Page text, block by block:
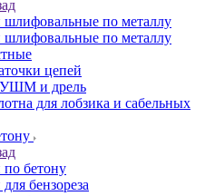
шлифовальные по металлу
шлифовальные по металлу
цепей
УШМ и дрель
для лобзика и сабельных
бетону
бензореза